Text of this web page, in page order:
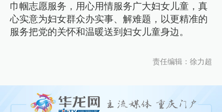
巾帼志愿服务，用心用情服务广大妇女儿童，真
心实意为妇女群众办实事、解难题，以更精准的
服务把党的关怀和温暖送到妇女儿童身边。
责任编辑：徐力超